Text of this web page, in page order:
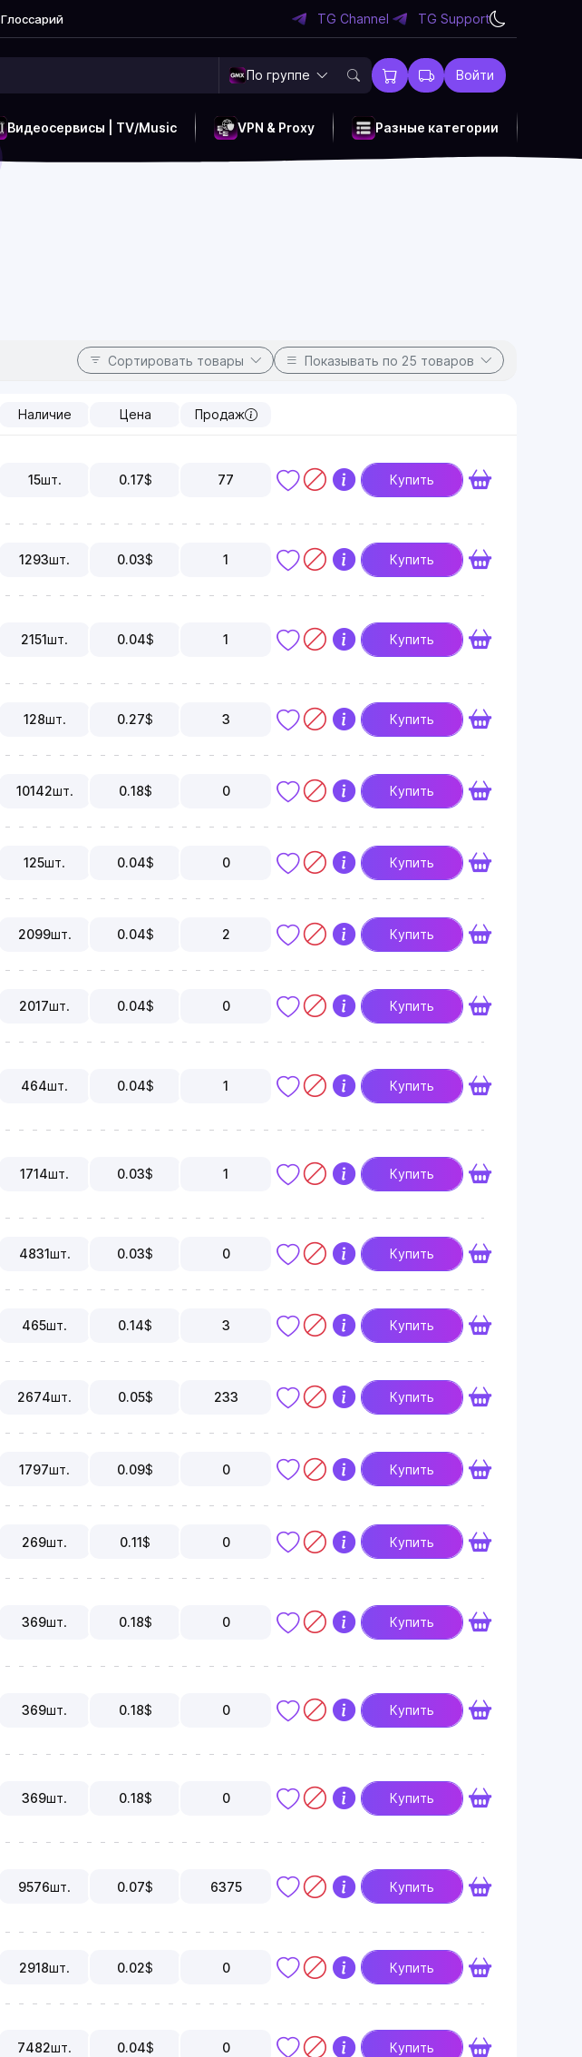
Глоссарий TG Channel TG Support
По группе Войти
Видеосервисы | TV/Music VPN & Proxy Разные категории
Сортировать товары Показыватьпо 25 товаров
Наличие Цена Продаж
15шт. 0.17$ 77 Купить
1293шт. 0.03$ 1 Купить
2151шт. 0.04$ 1 Купить
128шт. 0.27$ 3 Купить
10142шт. 0.18$ 0 Купить
125шт. 0.04$ 0 Купить
2099шт. 0.04$ 2 Купить
2017шт. 0.04$ 0 Купить
464шт. 0.04$ 1 Купить
1714шт. 0.03$ 1 Купить
4831шт. 0.03$ 0 Купить
465шт. 0.14$ 3 Купить
2674шт. 0.05$ 233 Купить
1797шт. 0.09$ 0 Купить
269шт. 0.11$ 0 Купить
369шт. 0.18$ 0 Купить
369шт. 0.18$ 0 Купить
369шт. 0.18$ 0 Купить
9576шт. 0.07$ 6375 Купить
2918шт. 0.02$ 0 Купить
7482шт. 0.04$ 0 Купить